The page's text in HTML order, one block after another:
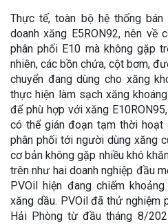
Thực tế, toàn bộ hệ thống
doanh xăng E5RON92, nên về
phân phối E10 mà không gặp
nhiên, các bồn chứa, cột bơm,
chuyển đang dùng cho xăng
thực hiện làm sạch xăng
để phù hợp với xăng
có thể gián đoạn tạm thời hoạt
phân phối tới người dùng xăng
cơ bản không gặp nhiều khó
trên như hai doanh nghiệp đầu
PVOil hiện đang chiếm
xăng dầu. PVOil đã thử nghiệm
Hải Phòng từ đầu tháng 8/